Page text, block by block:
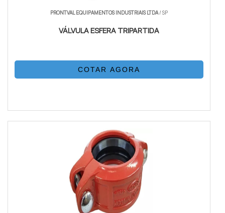
PRONTVAL EQUIPAMENTOS INDUSTRIAIS LTDA/ SP
VÁLVULA ESFERA TRIPARTIDA
COTAR AGORA